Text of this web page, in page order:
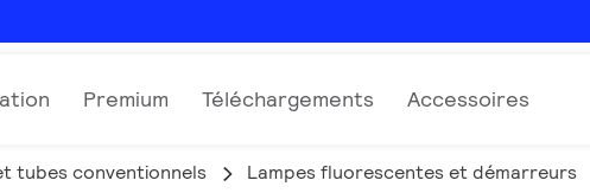
Premium Téléchargements Accessoires
tubes conventionnels Lampes fluorescentes et démarreurs